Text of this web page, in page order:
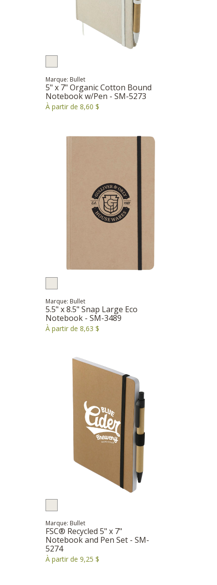
Marque: Bullet
5" x 7" Organic Cotton Bound
Notebook w/Pen - SM-5273
À partir de 8,60 $
Marque: Bullet
5.5" x 8.5" Snap Large Eco
Notebook - SM-3489
À partir de 8,63 $
Marque: Bullet
FSC® Recycled 5" x 7"
Notebook and Pen Set - SM-
5274
À partir de 9,25 $